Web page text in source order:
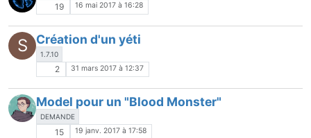
19 16 mai 2017 à 16:28
S Création d'un yéti
1.7.10
2 31 mars 2017 à 12:37
Model pour un "Blood Monster"
DEMANDE
15 19 janv. 2017 à 17:58